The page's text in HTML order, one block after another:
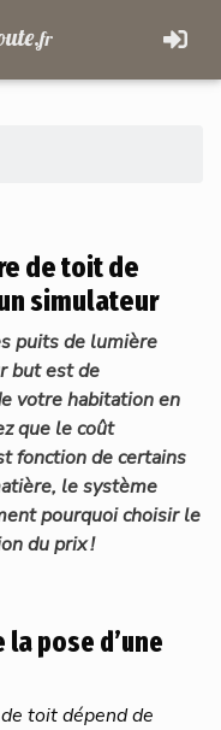
fr
de toit de
simulateur
puits de lumière
but est de
votre habitation en
que le coût
fonction de certains
le système
pourquoi choisir le
du prix !
pose d’une
toit dépend de